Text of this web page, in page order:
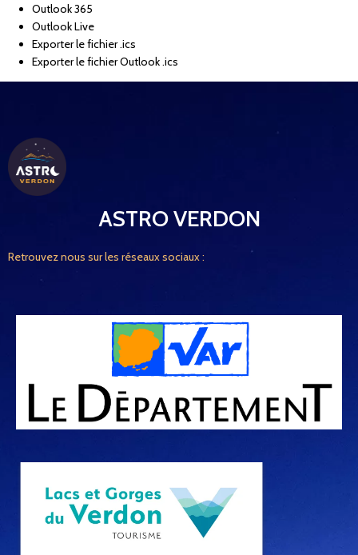
Outlook 365
Outlook Live
Exporter le fichier .ics
Exporter le fichier Outlook .ics
ASTRO VERDON
Retrouvez nous sur les réseaux sociaux :